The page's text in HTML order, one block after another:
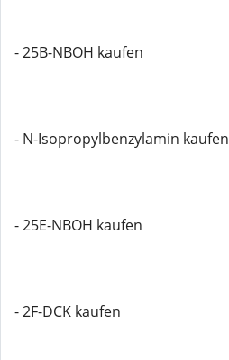
- 25B-NBOH kaufen
- N-Isopropylbenzylamin kaufen
- 25E-NBOH kaufen
- 2F-DCK kaufen